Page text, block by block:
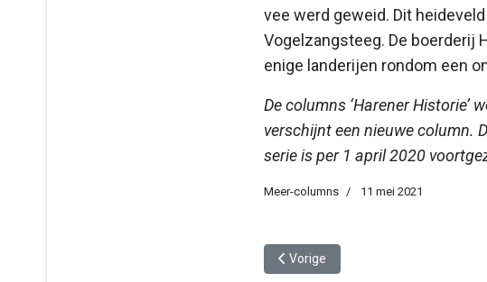
vee werd geweid. Dit
Vogelzangsteeg. De boerderij
enige landerijen rondom een
De columns ‘Harener Historie’
verschijnt een nieuwe column.
serie is per 1 april 2020
Meer-columns 11 mei 2021
Vorig artikel: Tegenslag op tegenslag
Vorige